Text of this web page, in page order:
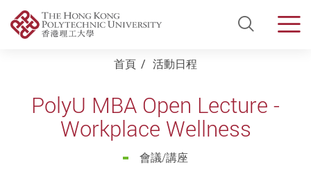
Open
首頁 活動日程
PolyU MBA Open Lecture -
Workplace Wellness
會議/講座